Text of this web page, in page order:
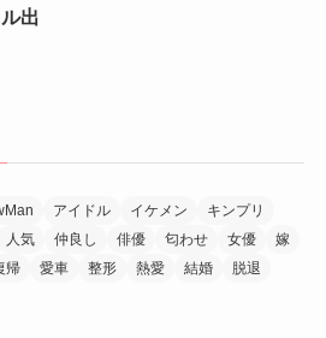
出
アイドル イケメン
キンプリ
人気 仲良し 俳優 匂わせ 女優
嫁
帰 愛車 整形 熱愛 結婚
脱退